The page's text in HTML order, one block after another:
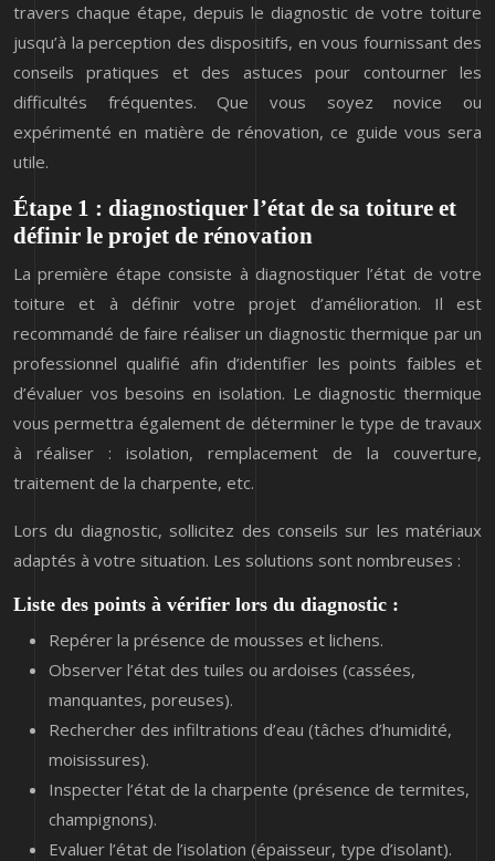
travers chaque étape, depuis le diagnostic de votre toiture
jusqu’à la perception des dispositifs, en vous fournissant des
conseils pratiques et des astuces pour contourner les
difficultés fréquentes. Que vous soyez novice ou
expérimenté en matière de rénovation, ce guide vous sera
utile.
Étape 1 : diagnostiquer l’état de sa toiture et
définir le projet de rénovation
La première étape consiste à diagnostiquer l’état de votre
toiture et à définir votre projet d’amélioration. Il est
recommandé de faire réaliser un diagnostic thermique par un
professionnel qualifié afin d’identifier les points faibles et
d’évaluer vos besoins en isolation. Le diagnostic thermique
vous permettra également de déterminer le type de travaux
à réaliser : isolation, remplacement de la couverture,
traitement de la charpente, etc.
Lors du diagnostic, sollicitez des conseils sur les matériaux
adaptés à votre situation. Les solutions sont nombreuses :
Liste des points à vérifier lors du diagnostic :
Repérer la présence de mousses et lichens.
Observer l’état des tuiles ou ardoises (cassées,
manquantes, poreuses).
Rechercher des infiltrations d’eau (tâches d’humidité,
moisissures).
Inspecter l’état de la charpente (présence de termites,
champignons).
Evaluer l’état de l’isolation (épaisseur, type d’isolant).